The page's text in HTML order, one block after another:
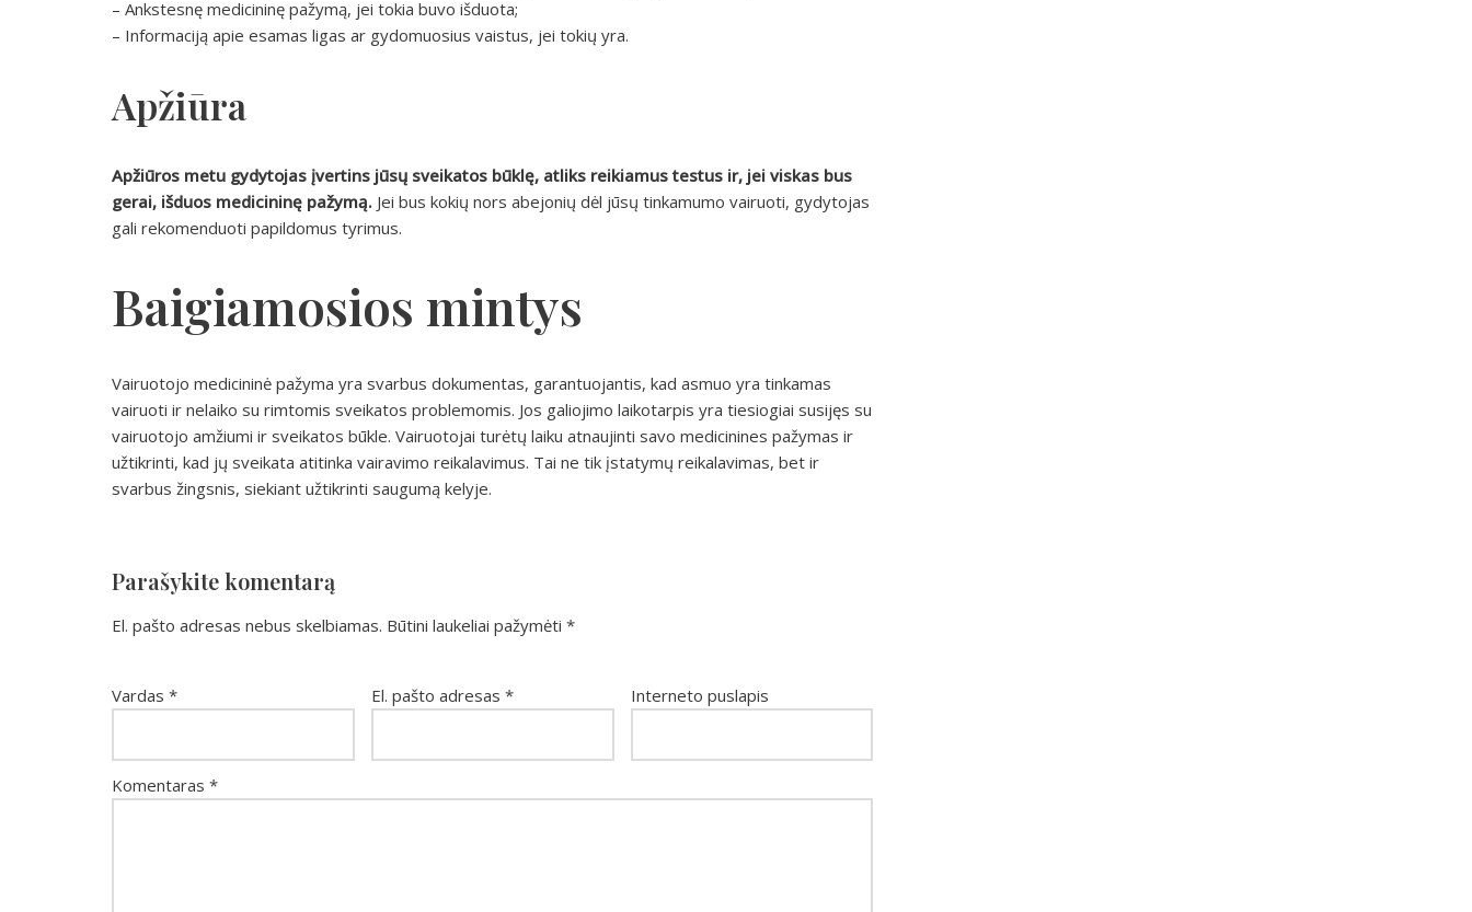
– Ankstesnę medicininę pažymą, jei tokia buvo išduota;
– Informaciją apie esamas ligas ar gydomuosius vaistus, jei tokių yra.
Apžiūra
Apžiūros metu gydytojas įvertins jūsų sveikatos būklę, atliks reikiamus testus ir, jei viskas bus
gerai, išduos medicininę pažymą. Jei bus kokių nors abejonių dėl jūsų tinkamumo vairuoti, gydytojas
gali rekomenduoti papildomus tyrimus.
Baigiamosios mintys
Vairuotojo medicininė pažyma yra svarbus dokumentas, garantuojantis, kad asmuo yra tinkamas
vairuoti ir nelaiko su rimtomis sveikatos problemomis. Jos galiojimo laikotarpis yra tiesiogiai susijęs su
vairuotojo amžiumi ir sveikatos būkle. Vairuotojai turėtų laiku atnaujinti savo medicinines pažymas ir
užtikrinti, kad jų sveikata atitinka vairavimo reikalavimus. Tai ne tik įstatymų reikalavimas, bet ir
svarbus žingsnis, siekiant užtikrinti saugumą kelyje.
Parašykite komentarą
El. pašto adresas nebus skelbiamas. Būtini laukeliai pažymėti *
Vardas * El. pašto adresas * Interneto puslapis
Komentaras *